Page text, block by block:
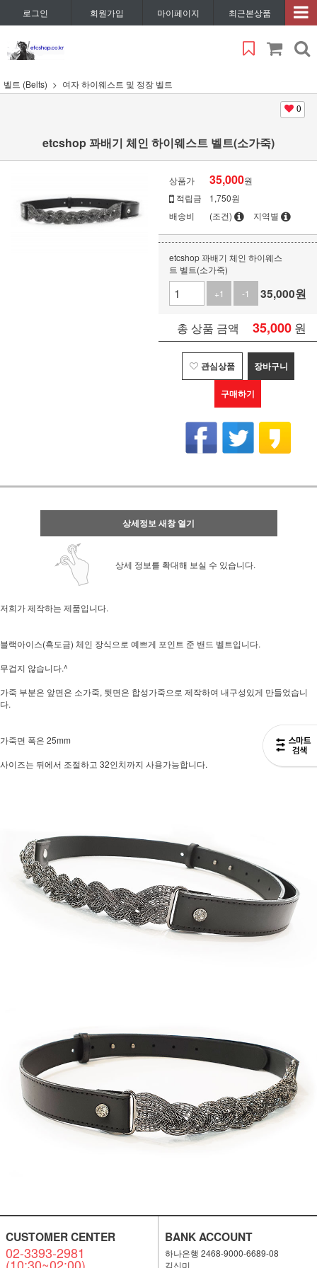
로그인 회원가입 마이페이지 최근본상품
벨트 (Belts) 여자 하이웨스트 및 정장 벨트
0
etcshop 꽈배기 체인 하이웨스트 벨트(소가죽)
상품가 35,000원
적립금
1,750원
배송비
(조건) 지역별
etcshop 꽈배기 체인 하이웨스
트 벨트(소가죽)
+1
-1 35,000원
총 상품 금액 35,000 원
관심상품 장바구니
구매하기
상세정보 새창 열기
상세 정보를 확대해 보실 수 있습니다.
저희가 제작하는 제품입니다.
블랙아이스(흑도금) 체인 장식으로 예쁘게 포인트 준 밴드 벨트입니다.
무겁지 않습니다.^
가죽 부분은 앞면은 소가죽, 뒷면은 합성가죽으로 제작하여 내구성있게 만들었습니
다.
가죽면 폭은 25mm
사이즈는 뒤에서 조절하고 32인치까지 사용가능합니다.
CUSTOMER CENTER
02-3393-2981
BANK ACCOUNT
하나은행 2468-9000-6689-08
김신미